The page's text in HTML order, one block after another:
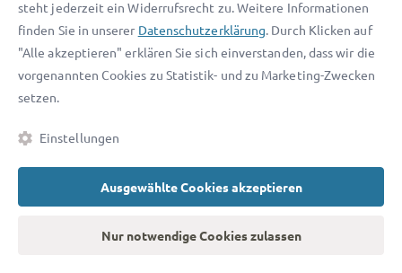
Erbrecht automatisch eine Erbengemeinschaft. Die
Gemeinschaft hat die Aufgabe, das Erbe
aufzuteilen und jedem Mitglied seinen Anteil am
Gesamtnachlass zu übergeben. Die Höhe der
Erbquote im Testament ab.
Die Miterben müssen alleEntscheidungen
den Nachlassgemeinsam und einstimmigtreffen.
Keiner darf eigenhändig über
steht jederzeit ein Widerrufsrecht zu. Weitere Informationen
finden Sie in unserer Datenschutzerklärung. Durch Klicken auf
"Alle akzeptieren" erklären Sie sich einverstanden, dass wir die
vorgenannten Cookies zu Statistik- und zu Marketing-Zwecken
setzen.
Einstellungen
Ausgewählte Cookies akzeptieren
Nur notwendige Cookies zulassen